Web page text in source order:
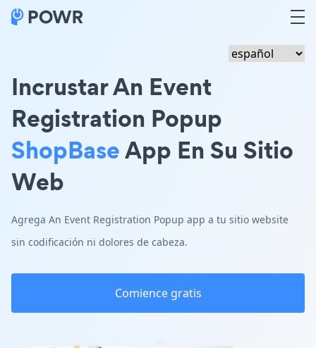
Incrustar An Event
Registration Popup
ShopBaseApp En Su Sitio
Web
Agrega An Event Registration Popup app a tu sitio website
sin codificación ni dolores de cabeza.
Comience gratis